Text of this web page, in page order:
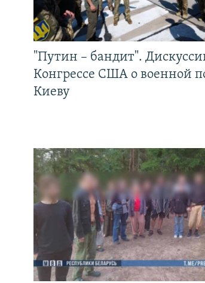
"Путин – бандит".
Конгрессе США о военной
Киеву